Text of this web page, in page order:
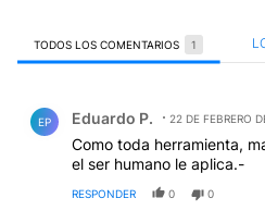
TODOS LOS COMENTARIOS 1
EP Eduardo P. 22 DE FEBRERO
Como toda herramienta,
el ser humano le aplica.-
RESPONDER 0 0